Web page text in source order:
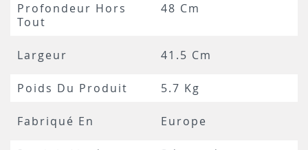
Profondeur Hors
Tout
48 Cm
Largeur 41.5 Cm
Poids Du Produit 5.7 Kg
Fabriqué En Europe